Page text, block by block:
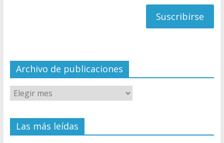
el
Archivo de publicaciones
Las más leídas